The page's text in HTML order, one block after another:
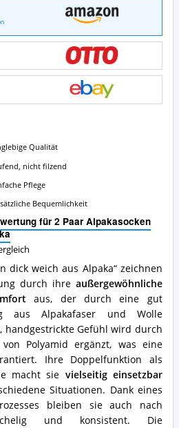
für 2 Paar Alpakasocken
dick weich aus Alpaka“ zeichnen
durch ihre außergewöhnliche
aus, der durch eine gut
aus Alpakafaser und Wolle
handgestrickte Gefühl wird durch
Polyamid ergänzt, was eine
Ihre Doppelfunktion als
macht sie vielseitig einsetzbar
Situationen. Dank eines
bleiben sie auch nach
und konsistent. Die
Qualität
nicht filzend
Pflege
Bequemlichkeit